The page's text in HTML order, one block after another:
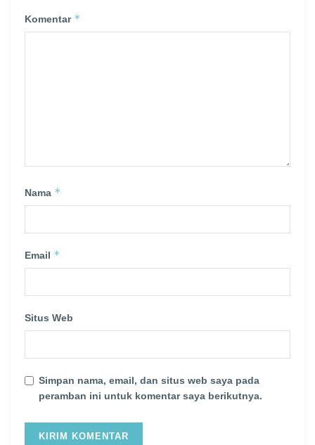
Komentar *
Nama *
Email *
Situs Web
Simpan nama, email, dan situs web saya pada
peramban ini untuk komentar saya berikutnya.